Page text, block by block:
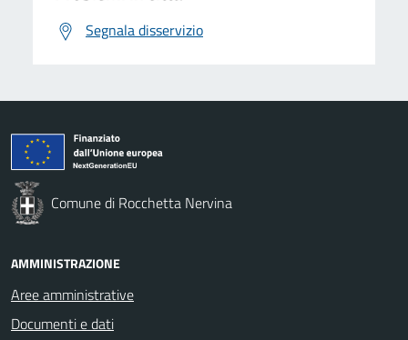
Segnala disservizio
Comune di Rocchetta Nervina
AMMINISTRAZIONE
Aree amministrative
Documenti e dati